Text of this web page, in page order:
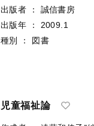
出版者
：
誠信書房
出版年
：
2009.1
種別
： 図書
児童福祉論